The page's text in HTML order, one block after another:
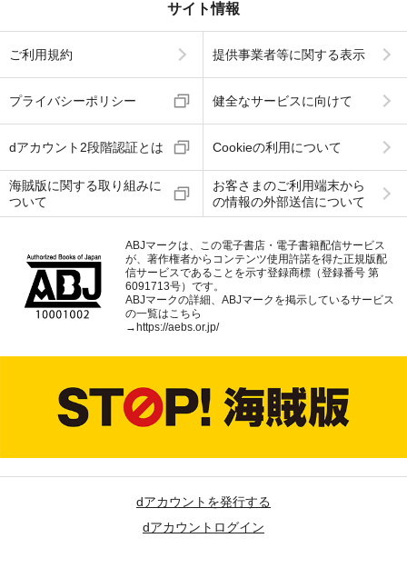
サイト情報
ご利用規約 提供事業者等に関する表示
プライバシーポリシー 健全なサービスに向けて
dアカウント2段階認証とは Cookieの利用について
海賊版に関する取り組みに
ついて
お客さまのご利用端末から
の情報の外部送信について
ABJマークは、この電子書店・電子書籍配信サービス
が、著作権者からコンテンツ使用許諾を得た正規版配
信サービスであることを示す登録商標（登録番号 第
6091713号）です。
ABJマークの詳細、ABJマークを掲示しているサービス
の一覧はこちら
→ https://aebs.or.jp/
dアカウントを発行する
dアカウントログイン